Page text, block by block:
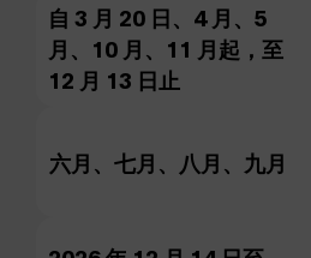
自 3 月 20 日、4 月、5
月、10 月、11 月起，至
12 月 13 日止
六月、七月、八月、九月